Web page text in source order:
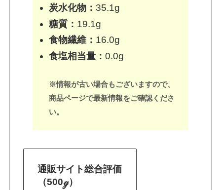
炭水化物： 35.1g
糖質： 19.1g
食物繊維： 16.0g
食塩相当量： 0.0g
※情報が古い場合もございますので、
商品ページで最新情報をご確認くださ
い。
通販サイト総合評価
（500ℊ）